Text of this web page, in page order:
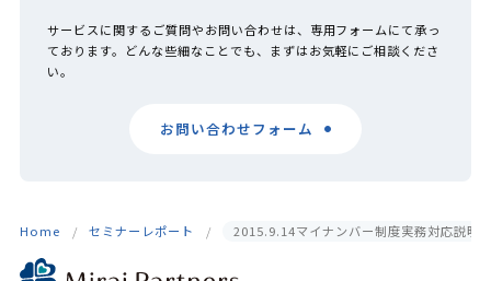
サービスに関するご質問やお問い合わせは、専用フォームにて承っ
ております。どんな些細なことでも、まずはお気軽にご相談くださ
い。
お問い合わせフォーム
Home セミナーレポート 2015.9.14マイナンバー制度実務対応説明